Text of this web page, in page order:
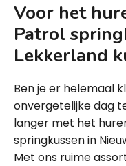
Voor het
Patrol
Lekkerland
Ben je er helemaal
onvergetelijke dag
langer met het
springkussen in
Met ons ruime